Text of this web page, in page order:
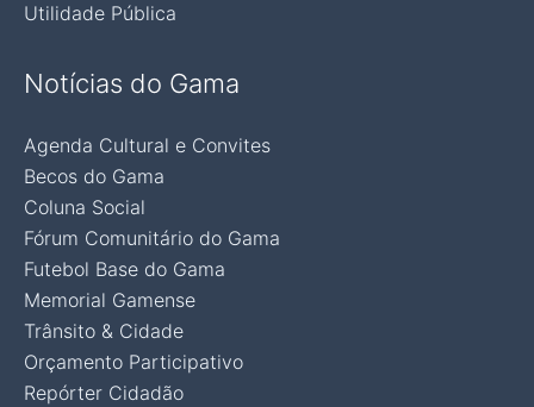
Utilidade Pública
Notícias do Gama
Agenda Cultural e Convites
Becos do Gama
Coluna Social
Fórum Comunitário do Gama
Futebol Base do Gama
Memorial Gamense
Trânsito & Cidade
Orçamento Participativo
Repórter Cidadão